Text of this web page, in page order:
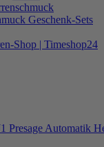
Geschenk-Sets
Shop | Timeshop24
Presage Automatik